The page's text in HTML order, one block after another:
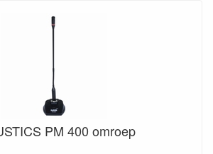
PM 400 omroep